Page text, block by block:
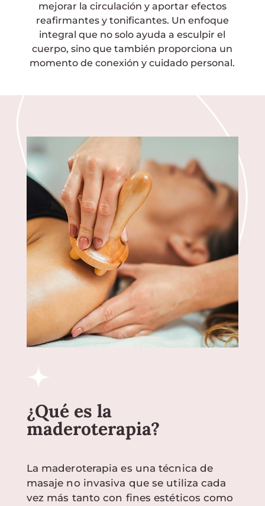
mejorar la circulación y aportar efectos
reafirmantes y tonificantes. Un enfoque
integral que no solo ayuda a esculpir el
cuerpo, sino que también proporciona un
momento de conexión y cuidado personal.
¿Qué es la
maderoterapia?
La maderoterapia es una técnica de
masaje no invasiva que se utiliza cada
vez más tanto con fines estéticos como